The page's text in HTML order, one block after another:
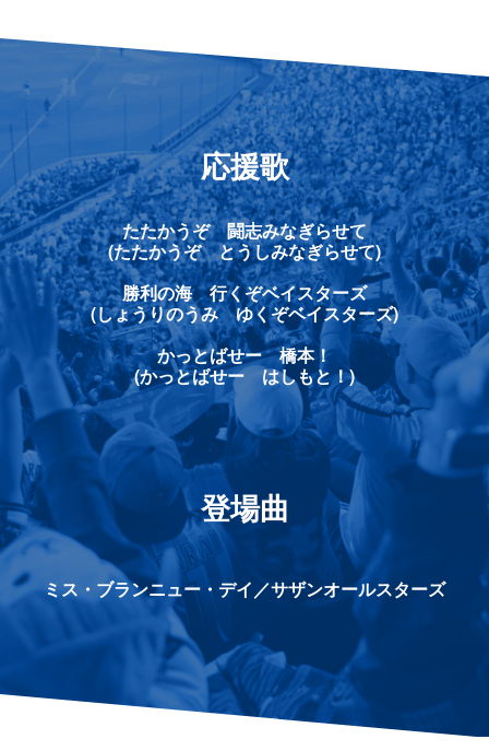
応援歌
たたかうぞ 闘志みなぎらせて
(たたかうぞ とうしみなぎらせて)
勝利の海 行くぞベイスターズ
(しょうりのうみ ゆくぞベイスターズ)
かっとばせー 橋本！
(かっとばせー はしもと！)
登場曲
ミス・ブランニュー・デイ／サザンオールスターズ